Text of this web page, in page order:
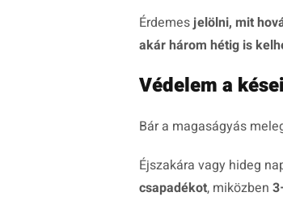
Érdemesjelölni, mit
akár három hétig is
Védelem a
Bár a magaságyás
Éjszakára vagy hideg
csapadékot, miközben